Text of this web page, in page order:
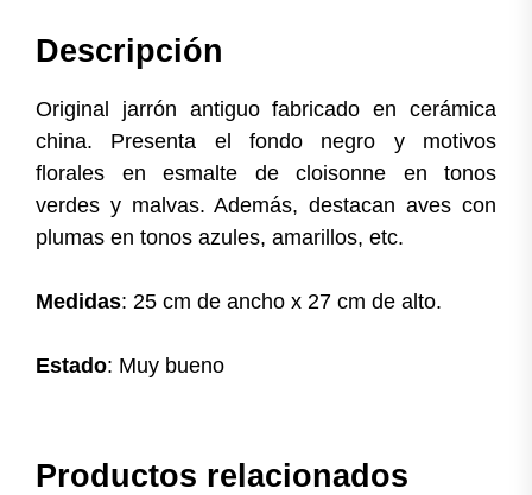
Descripción
Original jarrón antiguo fabricado en cerámica
china. Presenta el fondo negro y motivos
florales en esmalte de cloisonne en tonos
verdes y malvas. Además, destacan aves con
plumas en tonos azules, amarillos, etc.
Medidas: 25 cm de ancho x 27 cm de alto.
Estado: Muy bueno
Productos relacionados